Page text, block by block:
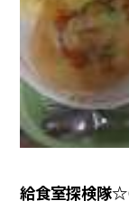
給食室探検隊☆